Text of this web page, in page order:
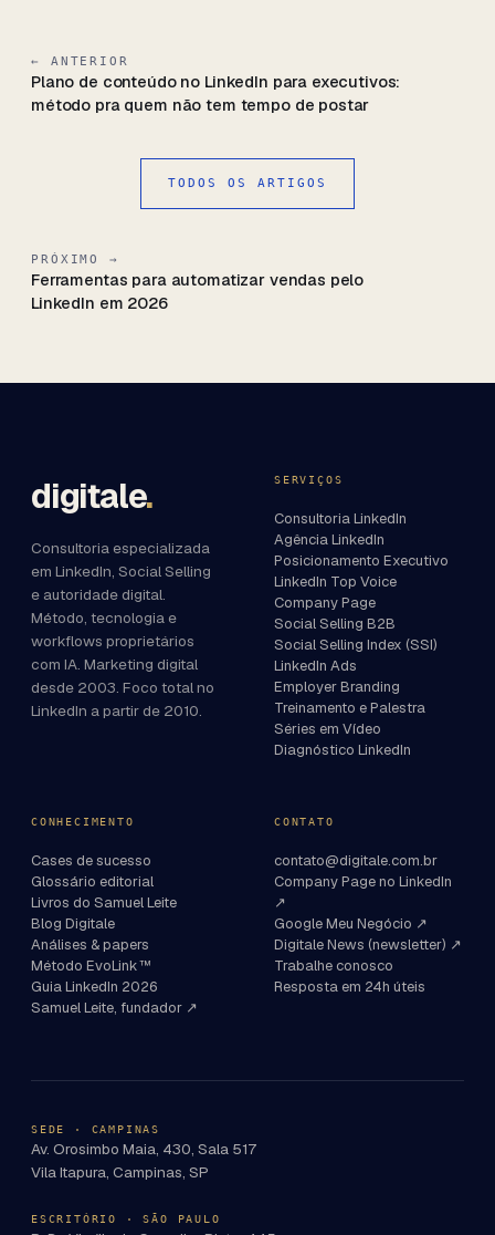
← ANTERIOR
Plano de conteúdo no LinkedIn para executivos:
método pra quem não tem tempo de postar
TODOS OS ARTIGOS
PRÓXIMO →
Ferramentas para automatizar vendas pelo
LinkedIn em 2026
digitale.
Consultoria especializada
em LinkedIn, Social Selling
e autoridade digital.
Método, tecnologia e
workflows proprietários
com IA. Marketing digital
desde 2003. Foco total no
LinkedIn a partir de 2010.
SERVIÇOS
Consultoria LinkedIn
Agência LinkedIn
Posicionamento Executivo
LinkedIn Top Voice
Company Page
Social Selling B2B
Social Selling Index (SSI)
LinkedIn Ads
Employer Branding
Treinamento e Palestra
Séries em Vídeo
Diagnóstico LinkedIn
CONHECIMENTO
Cases de sucesso
Glossário editorial
Livros do Samuel Leite
Blog Digitale
Análises & papers
Método EvoLink™
Guia LinkedIn 2026
Samuel Leite, fundador ↗
CONTATO
contato@digitale.com.br
Company Page no LinkedIn
↗
Google Meu Negócio ↗
Digitale News (newsletter) ↗
Trabalhe conosco
Resposta em 24h úteis
SEDE · CAMPINAS
Av. Orosimbo Maia, 430, Sala 517
Vila Itapura, Campinas, SP
ESCRITÓRIO · SÃO PAULO